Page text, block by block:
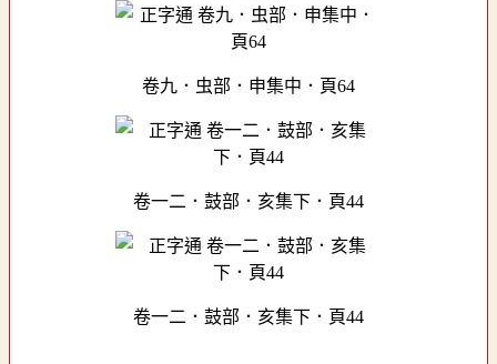
卷九．虫部．申集中．頁64
卷一二．鼓部．亥集下．頁44
卷一二．鼓部．亥集下．頁44